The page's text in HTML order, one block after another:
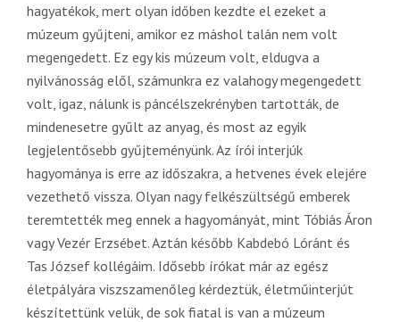
hagyatékok, mert olyan időben kezdte el ezeket a
múzeum gyűjteni, amikor ez máshol talán nem volt
megengedett. Ez egy kis múzeum volt, eldugva a
nyilvánosság elől, számunkra ez valahogy megengedett
volt, igaz, nálunk is páncélszekrényben tartották, de
mindenesetre gyűlt az anyag, és most az egyik
legjelentősebb gyűjteményünk. Az írói interjúk
hagyománya is erre az időszakra, a hetvenes évek elejére
vezethető vissza. Olyan nagy felkészültségű emberek
teremtették meg ennek a hagyományát, mint Tóbiás Áron
vagy Vezér Erzsébet. Aztán később Kabdebó Lóránt és
Tas József kollégáim. Idősebb írókat már az egész
életpályára viszszamenőleg kérdeztük, életműinterjút
készítettünk velük, de sok fiatal is van a múzeum